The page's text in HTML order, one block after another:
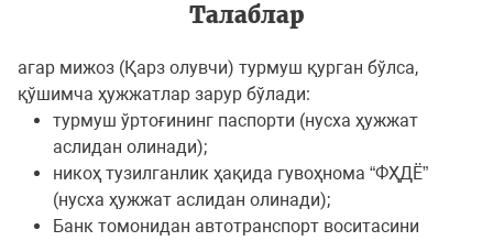
Талаблар
агар мижоз (Қарз олувчи) турмуш қурган бўлса,
қўшимча ҳужжатлар зарур бўлади:
турмуш ўртоғининг паспорти (нусха ҳужжат
аслидан олинади);
никоҳ тузилганлик ҳақида гувоҳнома “ФҲДЁ”
(нусха ҳужжат аслидан олинади);
Банк томонидан автотранспорт воситасини